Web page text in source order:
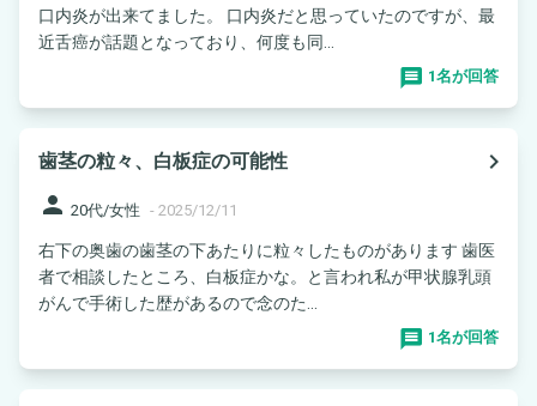
口内炎が出来てました。 口内炎だと思っていたのですが、最
近舌癌が話題となっており、何度も同...
1名が回答
歯茎の粒々、白板症の可能性
navigate_next
person 20代/女性 - 2025/12/11
右下の奥歯の歯茎の下あたりに粒々したものがあります 歯医
者で相談したところ、白板症かな。と言われ私が甲状腺乳頭
がんで手術した歴があるので念のた...
1名が回答